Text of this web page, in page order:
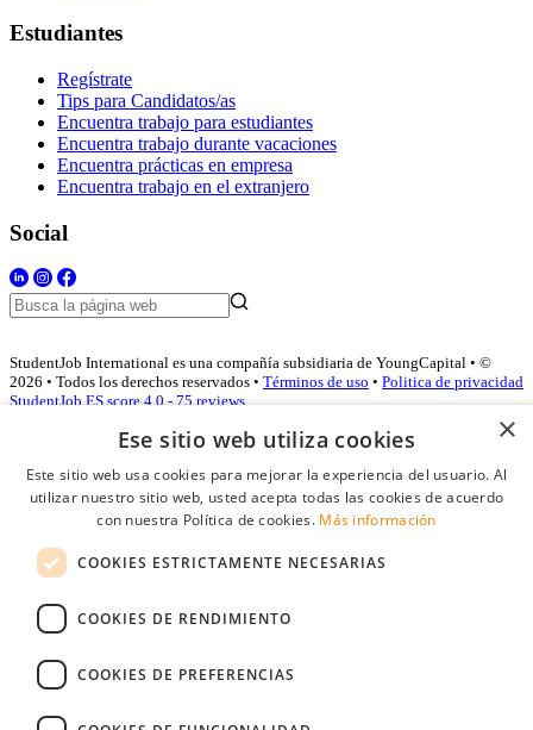
Estudiantes
Regístrate
Tips para Candidatos/as
Encuentra trabajo para estudiantes
Encuentra trabajo durante vacaciones
Encuentra prácticas en empresa
Encuentra trabajo en el extranjero
Social
StudentJob International es una compañía subsidiaria de YoungCapital • ©
2026 • Todos los derechos reservados • Términos de uso • Politica de privacidad
StudentJob ES score 4.0 - 75 reviews
Acceso empresas
Contraseña
Recordarme
Conectarse
Registro gratuito empresas
×
Ese sitio web utiliza cookies
Este sitio web usa cookies para mejorar la experiencia del usuario. Al
utilizar nuestro sitio web, usted acepta todas las cookies de acuerdo
con nuestra Política de cookies. Más información
COOKIES ESTRICTAMENTE NECESARIAS
COOKIES DE RENDIMIENTO
COOKIES DE PREFERENCIAS